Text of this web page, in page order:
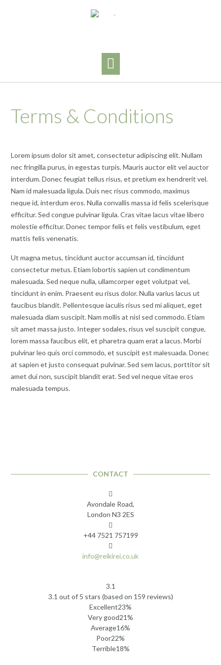
Terms & Conditions
Lorem ipsum dolor sit amet, consectetur adipiscing elit. Nullam
nec fringilla purus, in egestas turpis. Mauris auctor elit vel auctor
interdum. Donec feugiat tellus risus, et pretium ex hendrerit vel.
Nam id malesuada ligula. Duis nec risus commodo, maximus
neque id, interdum eros. Nulla convallis massa id felis scelerisque
efficitur. Sed congue pulvinar ligula. Cras vitae lacus vitae libero
molestie efficitur. Donec tempor felis et felis vestibulum, eget
mattis felis venenatis.
Ut magna metus, tincidunt auctor accumsan id, tincidunt
consectetur metus. Etiam lobortis sapien ut condimentum
malesuada. Sed neque nulla, ullamcorper eget volutpat vel,
tincidunt in enim. Praesent eu risus dolor. Nulla varius lacus ut
faucibus blandit. Pellentesque iaculis risus sed mi aliquet, eget
malesuada diam suscipit. Nam mollis at nisl sed commodo. Etiam
sit amet massa justo. Integer sodales, risus vel suscipit congue,
lorem massa faucibus elit, et pharetra quam erat a lacus. Morbi
pulvinar leo quis orci commodo, et suscipit est malesuada. Donec
at sapien et justo consequat pulvinar. Sed sem lacus, porttitor sit
amet dui non, suscipit blandit erat. Sed vel neque vitae eros
malesuada tempus.
CONTACT
Avondale Road,
London N3 2ES
+44 7521 757199
info@reikirei.co.uk
3.1
Rated
3.1
out
of
5
3.1 out of 5 stars (based on 159 reviews)
Excellent23%
Very good21%
Average16%
Poor22%
Terrible18%